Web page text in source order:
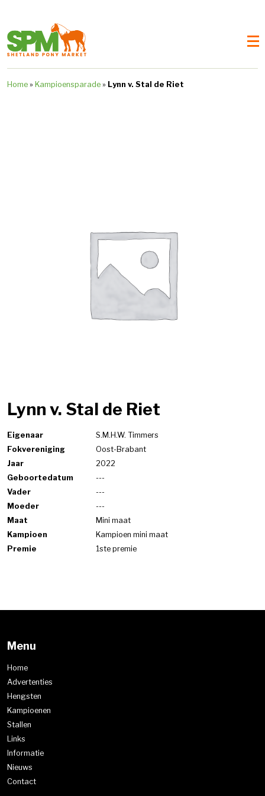
Home » Kampioensparade » Lynn v. Stal de Riet
Lynn v. Stal de Riet
Eigenaar
S.M.H.W. Timmers
Fokvereniging
Oost-Brabant
Jaar
2022
Geboortedatum
---
Vader
---
Moeder
---
Maat
Mini maat
Kampioen
Kampioen mini maat
Premie
1ste premie
Menu
Home
Advertenties
Hengsten
Kampioenen
Stallen
Links
Informatie
Nieuws
Contact